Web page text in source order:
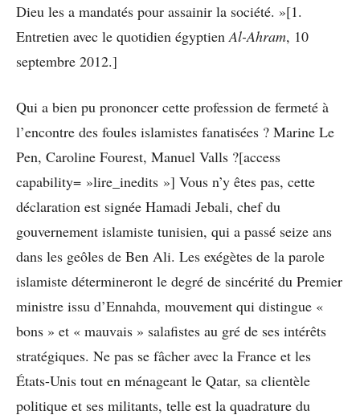
Dieu les a mandatés pour assainir la société. »[1.
Entretien avec le quotidien égyptien Al-Ahram, 10
septembre 2012.]
Qui a bien pu prononcer cette profession de fermeté à
l’encontre des foules islamistes fanatisées ? Marine Le
Pen, Caroline Fourest, Manuel Valls ?[access
capability= »lire_inedits »] Vous n’y êtes pas, cette
déclaration est signée Hamadi Jebali, chef du
gouvernement islamiste tunisien, qui a passé seize ans
dans les geôles de Ben Ali. Les exégètes de la parole
islamiste détermineront le degré de sincérité du Premier
ministre issu d’Ennahda, mouvement qui distingue «
bons » et « mauvais » salafistes au gré de ses intérêts
stratégiques. Ne pas se fâcher avec la France et les
États-Unis tout en ménageant le Qatar, sa clientèle
politique et ses militants, telle est la quadrature du